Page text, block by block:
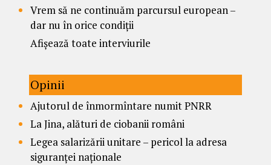
Vrem să ne continuăm parcursul european –
dar nu în orice condiții
Afișează toate interviurile
Opinii
Ajutorul de înmormîntare numit PNRR
La Jina, alături de ciobanii români
Legea salarizării unitare – pericol la adresa
siguranței naționale